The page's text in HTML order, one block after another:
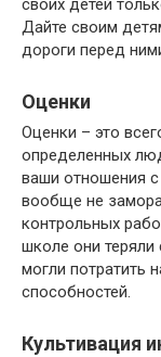
своих детей
Дайте своим
дороги перед
Оценки
Оценки – это
определенных
ваши отношения
вообще не
контрольных
школе они теряли
могли потратить
способностей.
Культивация